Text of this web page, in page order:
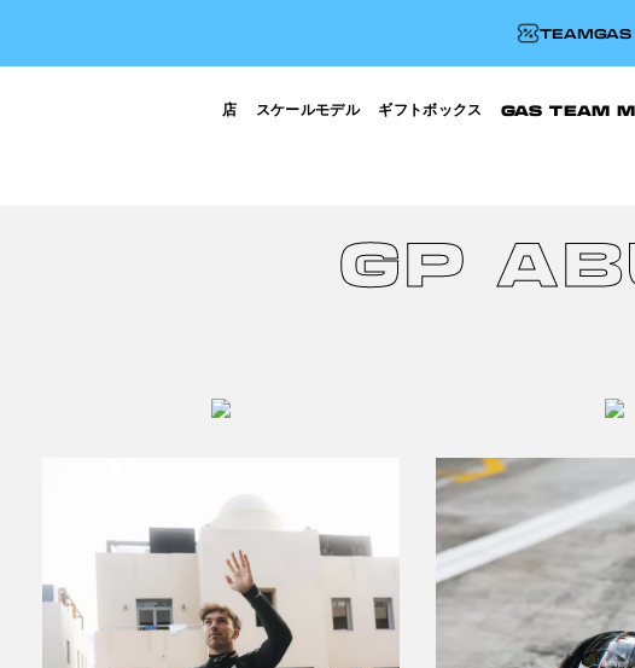
TEAMGAS
店 スケールモデル ギフトボックス GAS TEAM
GP